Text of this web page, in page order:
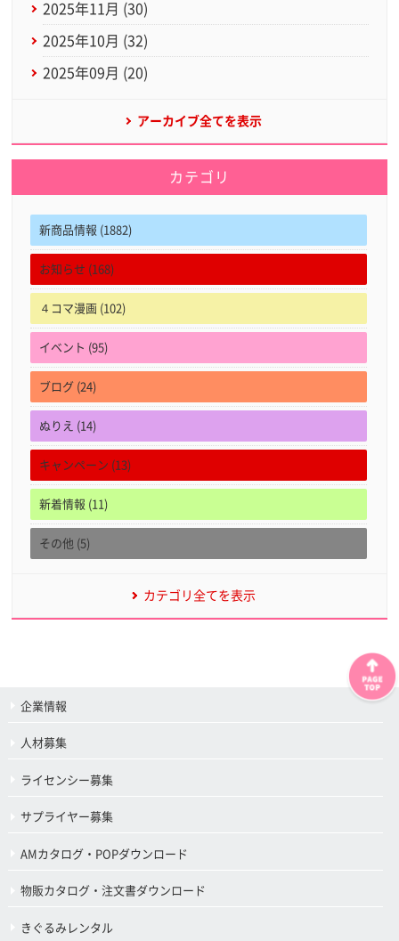
2025年11月 (30)
2025年10月 (32)
2025年09月 (20)
アーカイブ全てを表示
カテゴリ
新商品情報 (1882)
お知らせ (168)
４コマ漫画 (102)
イベント (95)
ブログ (24)
ぬりえ (14)
キャンペーン (13)
新着情報 (11)
その他 (5)
カテゴリ全てを表示
企業情報
人材募集
ライセンシー募集
サプライヤー募集
AMカタログ・POPダウンロード
物販カタログ・注文書ダウンロード
きぐるみレンタル